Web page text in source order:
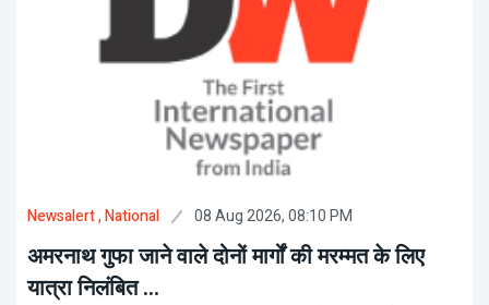
Newsalert, National 08 Aug 2026, 08:10 PM
अमरनाथ गुफा जाने वाले दोनों मार्गों की मरम्मत के लिए
यात्रा निलंबित ...